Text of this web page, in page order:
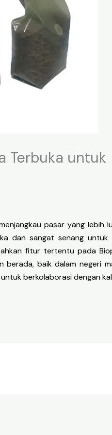
Terbuka untuk
pasar yang lebih
dan sangat senang untuk
fitur tertentu pada
berada, baik dalam negeri
berkolaborasi dengan